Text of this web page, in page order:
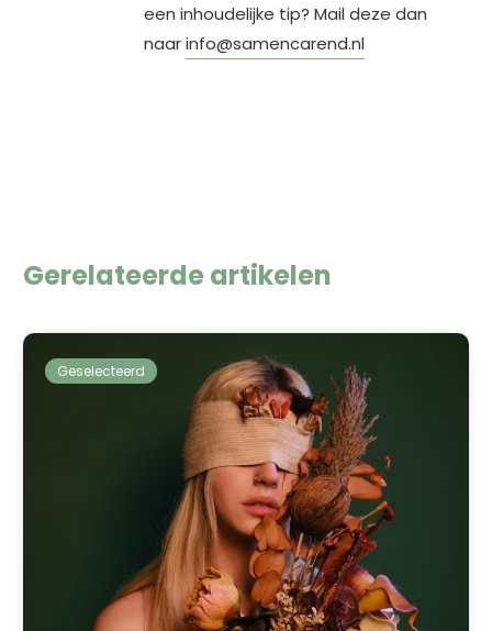
een inhoudelijke tip? Mail deze dan
naarinfo@samencarend.nl
Gerelateerde artikelen
Geselecteerd